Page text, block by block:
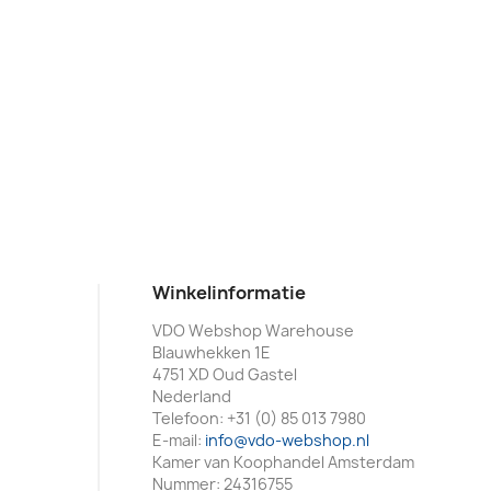
Winkelinformatie
VDO Webshop Warehouse
Blauwhekken 1E
4751 XD Oud Gastel
Nederland
Telefoon: +31 (0) 85 013 7980
E-mail: info@vdo-webshop.nl
Kamer van Koophandel Amsterdam
Nummer: 24316755